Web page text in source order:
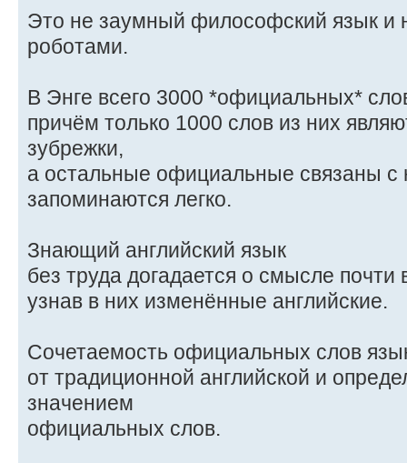
Это не заумный философский язык и
роботами.
В Энге всего 3000 *официальных*
причём только 1000 слов из них
зубрежки,
а остальные официальные связаны с
запоминаются легко.
Знающий английский язык
без труда догадается о смысле
узнав в них изменённые английские.
Сочетаемость официальных слов
от традиционной английской и
значением
официальных слов.